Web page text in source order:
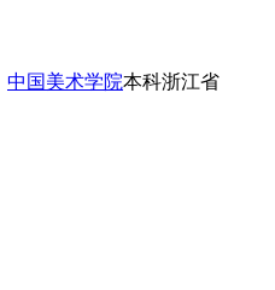
中国美术学院本科浙江省